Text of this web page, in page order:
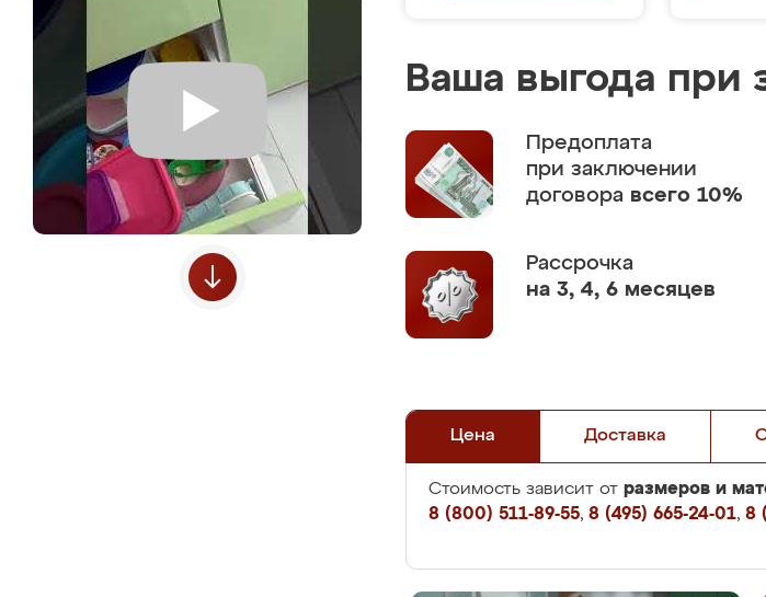
Ваша выгода при
Предоплата
при заключении
договора всего 10%
Рассрочка
на 3, 4, 6 месяцев
Цена Доставка
Стоимость зависит от размеров и
8 (800) 511-89-55, 8 (495) 665-24-01, 8